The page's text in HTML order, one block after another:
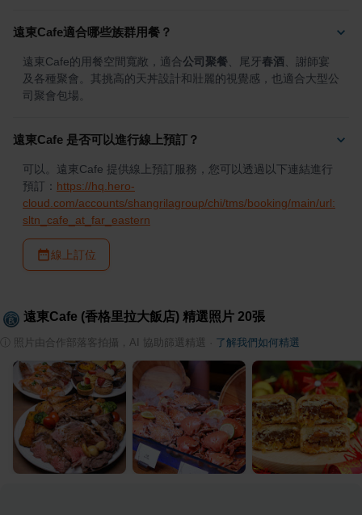
遠東Cafe適合哪些族群用餐？
遠東Cafe的用餐空間寬敞，適合公司聚餐 、尾牙春酒 、謝師宴
及各種聚會。其挑高的天丼設計和壯麗的視覺感，也適合大型公
司聚會包場。
遠東Cafe 是否可以進行線上預訂？
可以。遠東Cafe 提供線上預訂服務，您可以透過以下連結進行
預訂： https://hq.hero-
cloud.com/accounts/shangrilagroup/chi/tms/booking/main/url:
sltn_cafe_at_far_eastern
線上訂位
遠東Cafe (香格里拉大飯店) 精選照片 20張
照片由合作部落客拍攝，AI 協助篩選精選 了解我們如何精選